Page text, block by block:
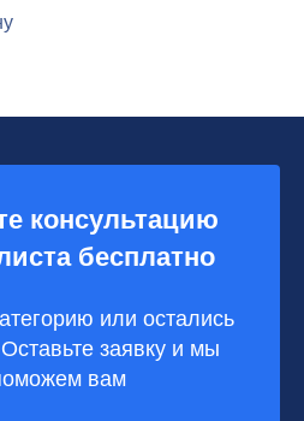
консультацию
бесплатно
или остались
заявку и мы
вам